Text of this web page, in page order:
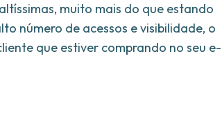
muito mais do que estando
número de acessos e visibilidade, o
que estiver comprando no seu e-